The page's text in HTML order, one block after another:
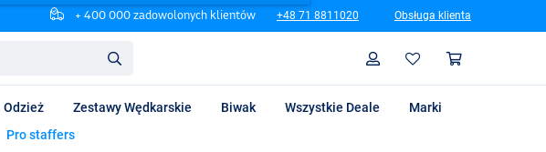
+ 400 000 zadowolonych klientów +48 71 8811020 Obsługa klienta
Profil
Odzież Zestawy Wędkarskie Biwak Wszystkie Deale
Marki
Pro staffers